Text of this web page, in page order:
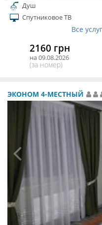
Душ
Спутниковое ТВ
Все
2160 грн
на 09.08.2026
(за номер)
ЭКОНОМ 4-МЕСТНЫЙ